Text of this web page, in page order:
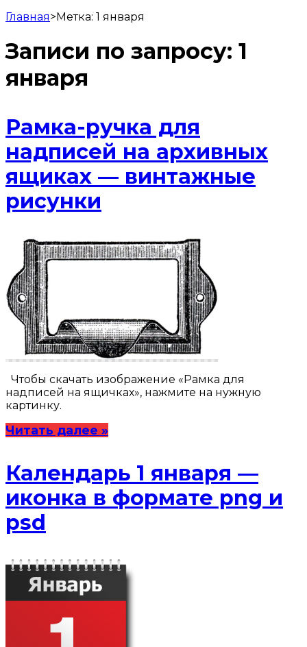
Главная>Метка: 1 января
Записи по запросу: 1
января
Рамка-ручка для
надписей на архивных
ящиках — винтажные
рисунки
Чтобы скачать изображение «Рамка для
надписей на ящичках», нажмите на нужную
картинку.
Читать далее »
Календарь 1 января —
иконка в формате png и
psd